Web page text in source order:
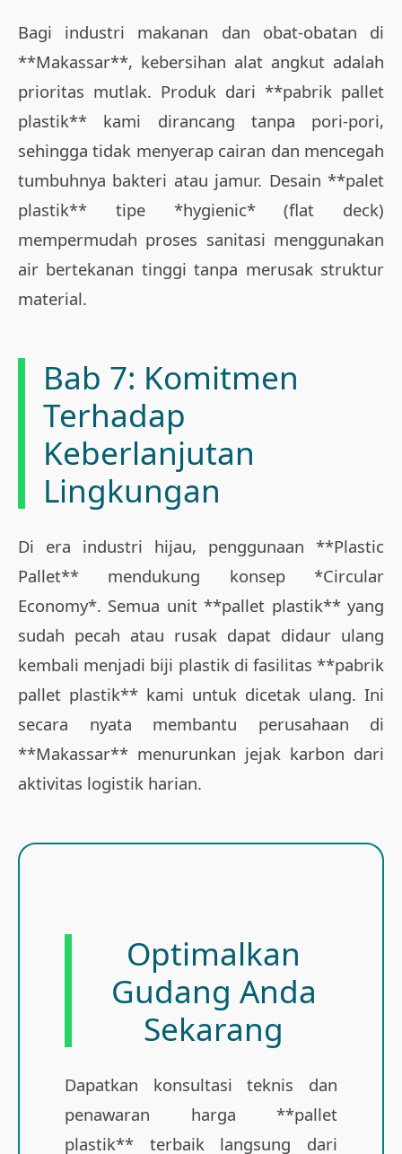
Bagi industri makanan dan obat-obatan di
**Makassar**, kebersihan alat angkut adalah
prioritas mutlak. Produk dari **pabrik pallet
plastik** kami dirancang tanpa pori-pori,
sehingga tidak menyerap cairan dan mencegah
tumbuhnya bakteri atau jamur. Desain **palet
plastik** tipe *hygienic* (flat deck)
mempermudah proses sanitasi menggunakan
air bertekanan tinggi tanpa merusak struktur
material.
Bab 7: Komitmen
Terhadap
Keberlanjutan
Lingkungan
Di era industri hijau, penggunaan **Plastic
Pallet** mendukung konsep *Circular
Economy*. Semua unit **pallet plastik** yang
sudah pecah atau rusak dapat didaur ulang
kembali menjadi biji plastik di fasilitas **pabrik
pallet plastik** kami untuk dicetak ulang. Ini
secara nyata membantu perusahaan di
**Makassar** menurunkan jejak karbon dari
aktivitas logistik harian.
Optimalkan
Gudang Anda
Sekarang
Dapatkan konsultasi teknis dan
penawaran harga **pallet
plastik** terbaik langsung dari